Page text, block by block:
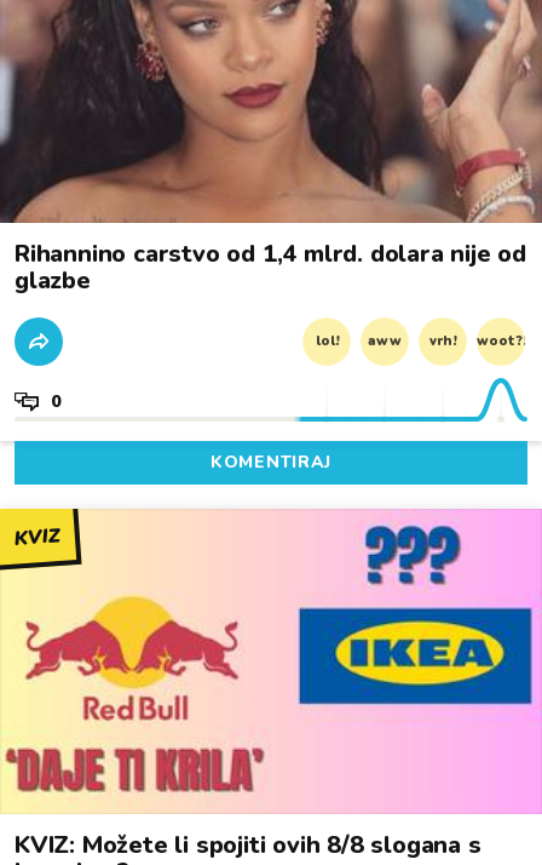
Rihannino carstvo od 1,4 mlrd. dolara nije od
glazbe
lol! aww vrh! woot?!
0
KOMENTIRAJ
KVIZ
KVIZ: Možete li spojiti ovih 8/8 slogana s